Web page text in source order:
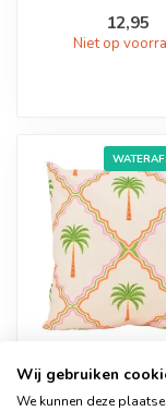
12,95
Niet op
NOVÉE
Palm Tile -
Kussenhoes |
Wij gebruiken
We kunnen deze